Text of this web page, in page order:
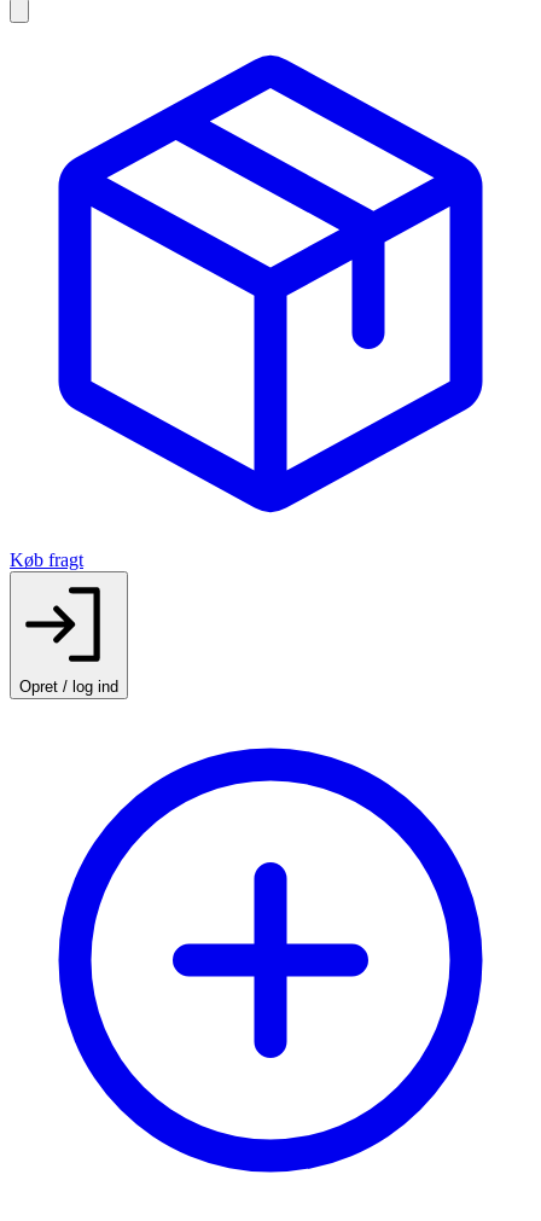
Køb fragt
Opret / log ind